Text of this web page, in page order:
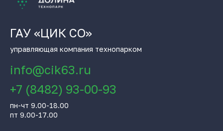
ГАУ «ЦИК СО»
управляющая компания технопарком
info@cik63.ru
+7 (8482) 93-00-93
пн-чт 9.00-18.00
пт 9.00-17.00